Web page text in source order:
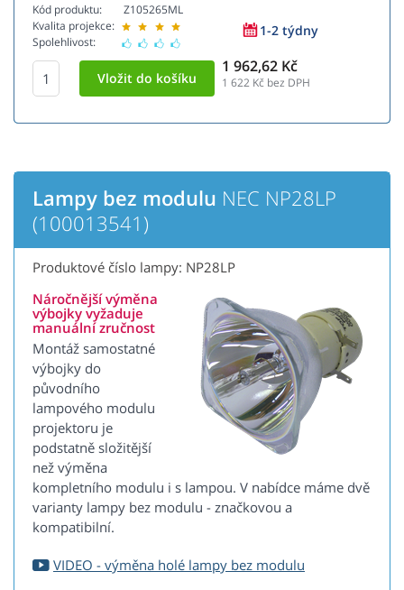
Kód produktu:
Kvalita projekce:
Spolehlivost:
Z105265ML
1-2 týdny
1 962,62 Kč
1 622 Kč bez DPH
Lampy bez modulu NEC NP28LP
(100013541)
Produktové číslo lampy: NP28LP
Náročnější výměna
výbojky vyžaduje
manuální zručnost
Montáž samostatné
výbojky do
původního
lampového modulu
projektoru je
podstatně složitější
než výměna
kompletního modulu i s lampou. V nabídce máme dvě
varianty lampy bez modulu - značkovou a
kompatibilní.
VIDEO - výměna holé lampy bez modulu